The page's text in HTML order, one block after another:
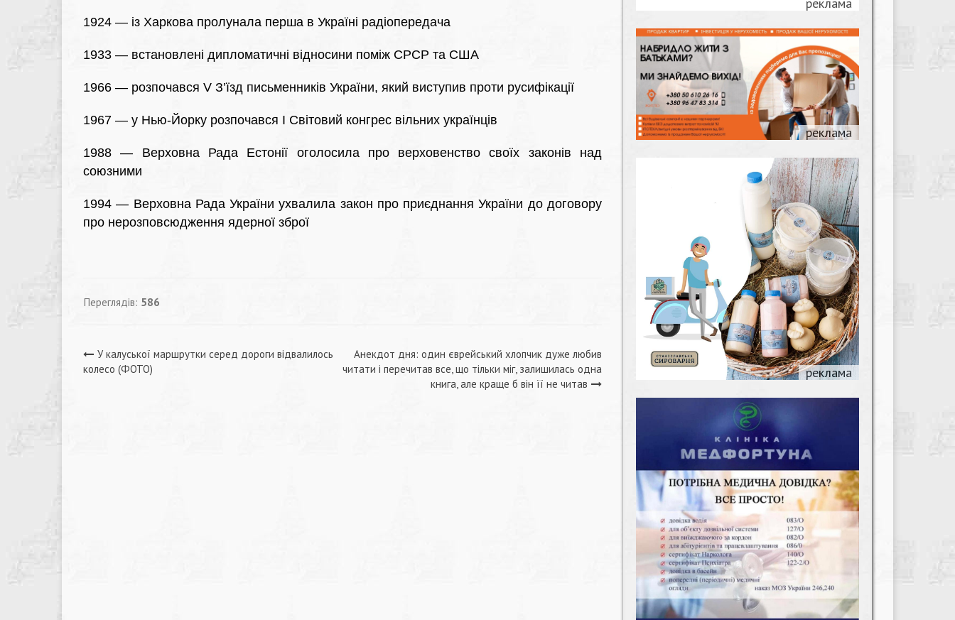
1924 — із Харкова пролунала перша в Україні радіопередача
1933 — встановлені дипломатичні відносини поміж СРСР та США
1966 — розпочався V З’їзд письменників України, який виступив проти русифікації
1967 — у Нью-Йорку розпочався І Світовий конгрес вільних українців
1988 — Верховна Рада Естонії оголосила про верховенство своїх законів над
союзними
1994 — Верховна Рада України ухвалила закон про приєднання України до договору
про нерозповсюдження ядерної зброї
Переглядів: 586
Навігація
У калуської маршрутки серед дороги відвалилось
колесо (ФОТО)
Анекдот дня: один єврейський хлопчик дуже любив
читати і перечитав все, що тільки міг, залишилась одна
книга, але краще б він її не читав